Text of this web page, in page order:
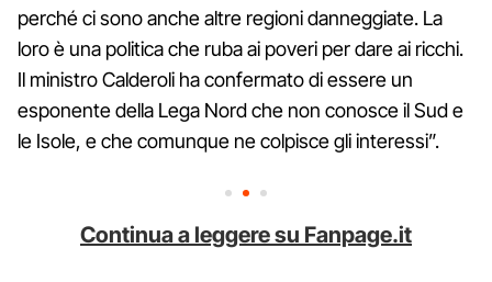
perché ci sono anche altre regioni danneggiate. La
loro è una politica che ruba ai poveri per dare ai ricchi.
Il ministro Calderoli ha confermato di essere un
esponente della Lega Nord che non conosce il Sud e
le Isole, e che comunque ne colpisce gli interessi”.
Continua a leggere su Fanpage.it